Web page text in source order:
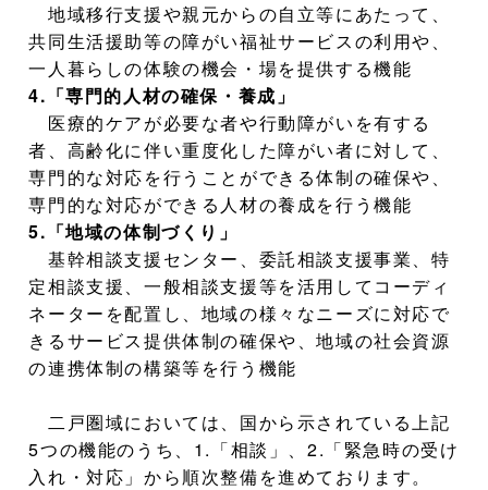
地域移行支援や親元からの自立等にあたって、
共同生活援助等の障がい福祉サービスの利用や、
一人暮らしの体験の機会・場を提供する機能
4.「専門的人材の確保・養成」
医療的ケアが必要な者や行動障がいを有する
者、高齢化に伴い重度化した障がい者に対して、
専門的な対応を行うことができる体制の確保や、
専門的な対応ができる人材の養成を行う機能
5.「地域の体制づくり」
基幹相談支援センター、委託相談支援事業、特
定相談支援、一般相談支援等を活用してコーディ
ネーターを配置し、地域の様々なニーズに対応で
きるサービス提供体制の確保や、地域の社会資源
の連携体制の構築等を行う機能
二戸圏域においては、国から示されている上記
5つの機能のうち、1.「相談」、2.「緊急時の受け
入れ・対応」から順次整備を進めております。